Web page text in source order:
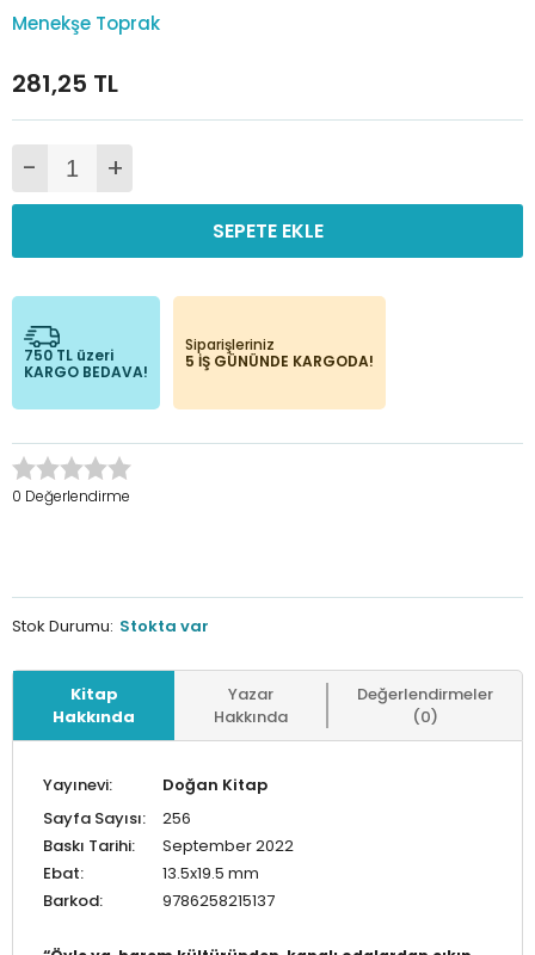
Menekşe Toprak
281,25 TL
- +
SEPETE EKLE
750 TL üzeri
KARGO BEDAVA!
Siparişleriniz
5 İŞ GÜNÜNDE KARGODA!
0 Değerlendirme
Stok Durumu: Stokta var
Kitap
Hakkında
Yazar
Hakkında
Değerlendirmeler
(0)
Yayınevi:
Doğan Kitap
Sayfa Sayısı:
256
Baskı Tarihi:
September 2022
Ebat:
13.5x19.5 mm
Barkod:
9786258215137